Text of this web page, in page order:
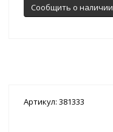
Сообщить о наличии
Артикул: 381333